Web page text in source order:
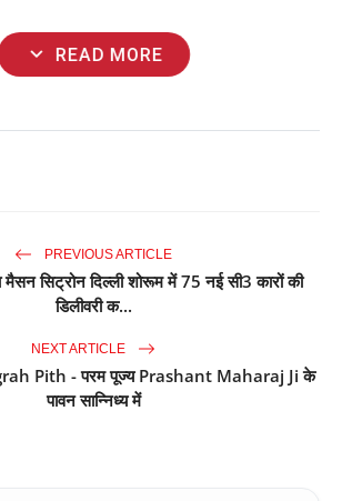
expand_more READ MORE
PREVIOUS ARTICLE
मैसन सिट्रोन दिल्ली शोरूम में 75 नई सी3 कारों की
डिलीवरी क...
NEXT ARTICLE
Pith - परम पूज्य Prashant Maharaj Ji के
पावन सान्निध्य में